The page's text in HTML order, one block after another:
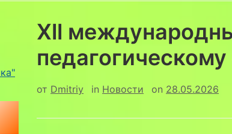
Xll
от Dmitriy in Новости on 28.05.2026